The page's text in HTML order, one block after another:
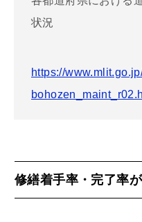
状況
https://
修繕着手率・完了率